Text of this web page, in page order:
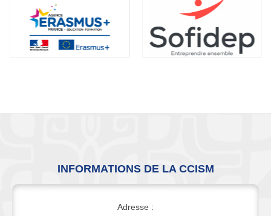
INFORMATIONS DE LA CCISM
Adresse :